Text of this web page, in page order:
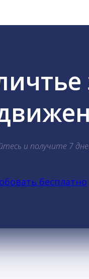
и получите 7
бесплатно